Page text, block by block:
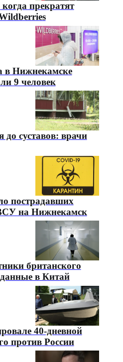
прекратят
в Нижнекамске
9 человек
до суставов: врачи
пострадавших
на Нижнекамск
британского
в Китай
40-дневной
против России